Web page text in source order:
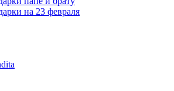
на 23 февраля